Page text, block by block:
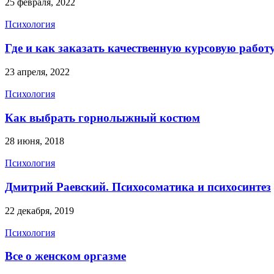
25 февраля, 2022
Психология
Где и как заказать качественную курсовую
23 апреля, 2022
Психология
Как выбрать горнолыжный костюм
28 июня, 2018
Психология
Дмитрий Раевский. Психосоматика и психосинтез
22 декабря, 2019
Психология
Все о женском оргазме